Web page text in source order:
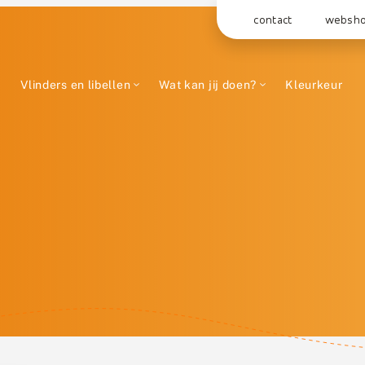
contact
Vlinders en libellen Wat kan jij doen? Kleurkeur